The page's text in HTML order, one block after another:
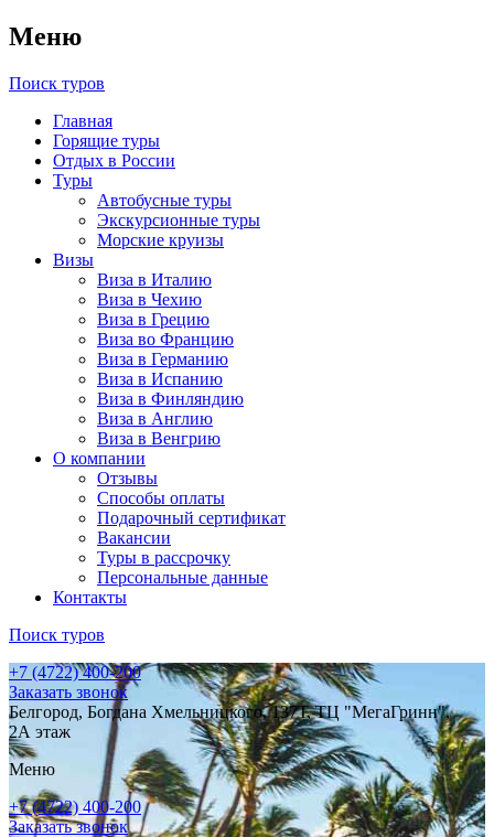
Меню
Поиск туров
Главная
Горящие туры
Отдых в России
Туры
Автобусные туры
Экскурсионные туры
Морские круизы
Визы
Виза в Италию
Виза в Чехию
Виза в Грецию
Виза во Францию
Виза в Германию
Виза в Испанию
Виза в Финляндию
Виза в Англию
Виза в Венгрию
О компании
Отзывы
Способы оплаты
Подарочный сертификат
Вакансии
Туры в рассрочку
Персональные данные
Контакты
Поиск туров
+7 (4722) 400-200
Заказать звонок
Белгород, Богдана Хмельницкого, 137Т, ТЦ "МегаГринн",
2А этаж
Меню
+7 (4722) 400-200
Заказать звонок